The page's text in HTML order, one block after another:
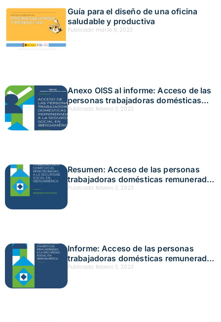
Guía para el diseño de una oficina
saludable y productiva
Publicado: marzo 6, 2023
Anexo OISS al informe: Acceso de las
personas trabajadoras domésticas
remuneradas a la seguridad social en
Iberoamérica
Publicado: febrero 3, 2023
Resumen: Acceso de las personas
trabajadoras domésticas remuneradas
a la seguridad social en Iberoamérica
Publicado: febrero 3, 2023
Informe: Acceso de las personas
trabajadoras domésticas remuneradas
a la seguridad social en Iberoamérica
Publicado: febrero 3, 2023